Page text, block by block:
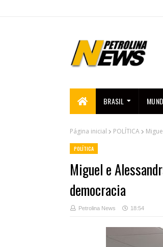
BRASIL
Página inicial POLÍTICA
POLÍTICA
Miguel e
democracia
Petrolina News 18:54